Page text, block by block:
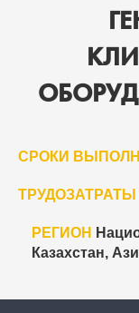
СРОКИ
РЕГИОН
Казахстан,